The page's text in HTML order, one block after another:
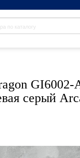
GI6002-
серый